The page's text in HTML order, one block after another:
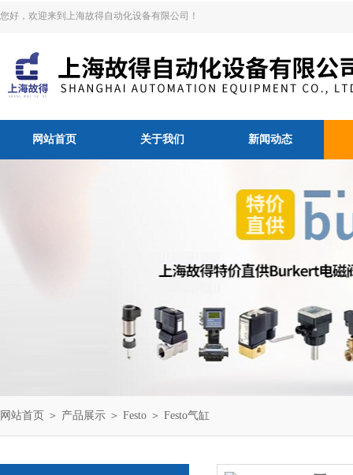
您好，欢迎来到上海故得自动化设备有限公司！
网站首页 关于我们 新闻动态
网站首页 ＞ 产品展示 ＞ Festo ＞ Festo气缸